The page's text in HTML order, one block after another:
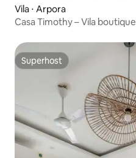
Vila ⋅ Arpora
Casa Timothy – Vila
Superhost
Superhost